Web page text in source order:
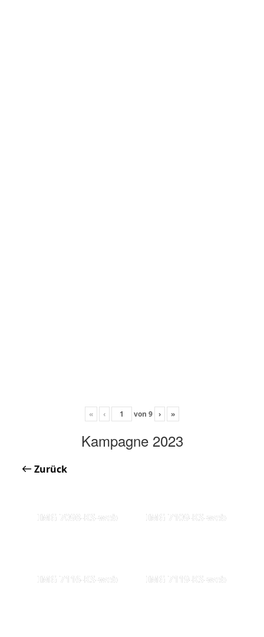
« ‹ von 9 › »
Kampagne 2023
Zurück
IMG 7098-KS-web IMG 7109-KS-web
IMG 7116-KS-web IMG 7119-KS-web